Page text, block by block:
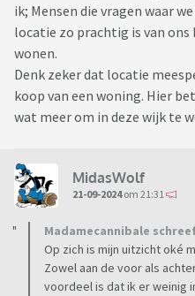
ik; Mensen die vragen waar
locatie zo prachtig is van ons
wonen.
Denk zeker dat locatie
koop van een woning. Hier
wat meer om in deze wijk te
MidasWolf
21-09-2024om 21:31
Madamecannibale
Op zich is mijn uitzicht oké
Zowel aan de voor als
voordeel is dat ik er weinig